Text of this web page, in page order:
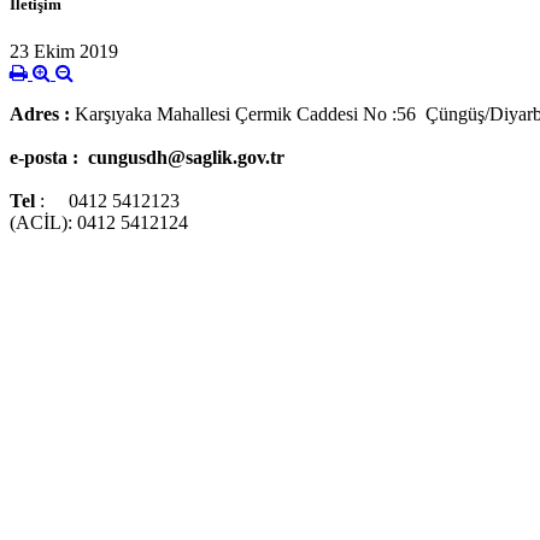
İletişim
23 Ekim 2019
Adres : Karşıyaka Mahallesi Çermik Caddesi No :56 Çüngüş/
e-posta : cungusdh@saglik.gov.tr
Tel : 0412 5412123
(ACİL): 0412 5412124